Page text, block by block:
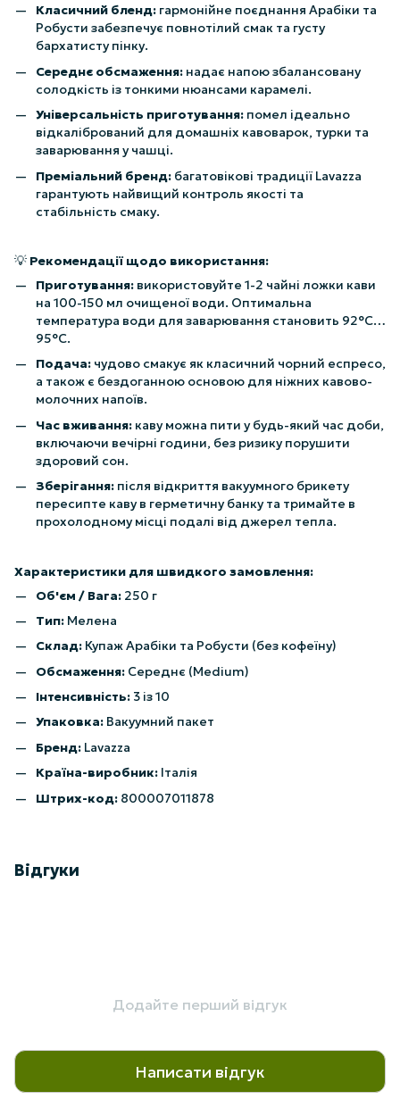
Класичний бленд: гармонійне поєднання Арабіки та
Робусти забезпечує повнотілий смак та густу
бархатисту пінку.
Середнє обсмаження: надає напою збалансовану
солодкість із тонкими нюансами карамелі.
Універсальність приготування: помел ідеально
відкалібрований для домашніх кавоварок, турки та
заварювання у чашці.
Преміальний бренд: багатовікові традиції Lavazza
гарантують найвищий контроль якості та
стабільність смаку.
💡 Рекомендації щодо використання:
Приготування: використовуйте 1-2 чайні ложки кави
на 100-150 мл очищеної води. Оптимальна
температура води для заварювання становить 92°C…
95°C.
Подача: чудово смакує як класичний чорний еспресо,
а також є бездоганною основою для ніжних кавово-
молочних напоїв.
Час вживання: каву можна пити у будь-який час доби,
включаючи вечірні години, без ризику порушити
здоровий сон.
Зберігання: після відкриття вакуумного брикету
пересипте каву в герметичну банку та тримайте в
прохолодному місці подалі від джерел тепла.
Характеристики для швидкого замовлення:
Об'єм / Вага: 250 г
Тип: Мелена
Склад: Купаж Арабіки та Робусти (без кофеїну)
Обсмаження: Середнє (Medium)
Інтенсивність: 3 із 10
Упаковка: Вакуумний пакет
Бренд: Lavazza
Країна-виробник: Італія
Штрих-код: 800007011878
Відгуки
Додайте перший відгук
Написати відгук